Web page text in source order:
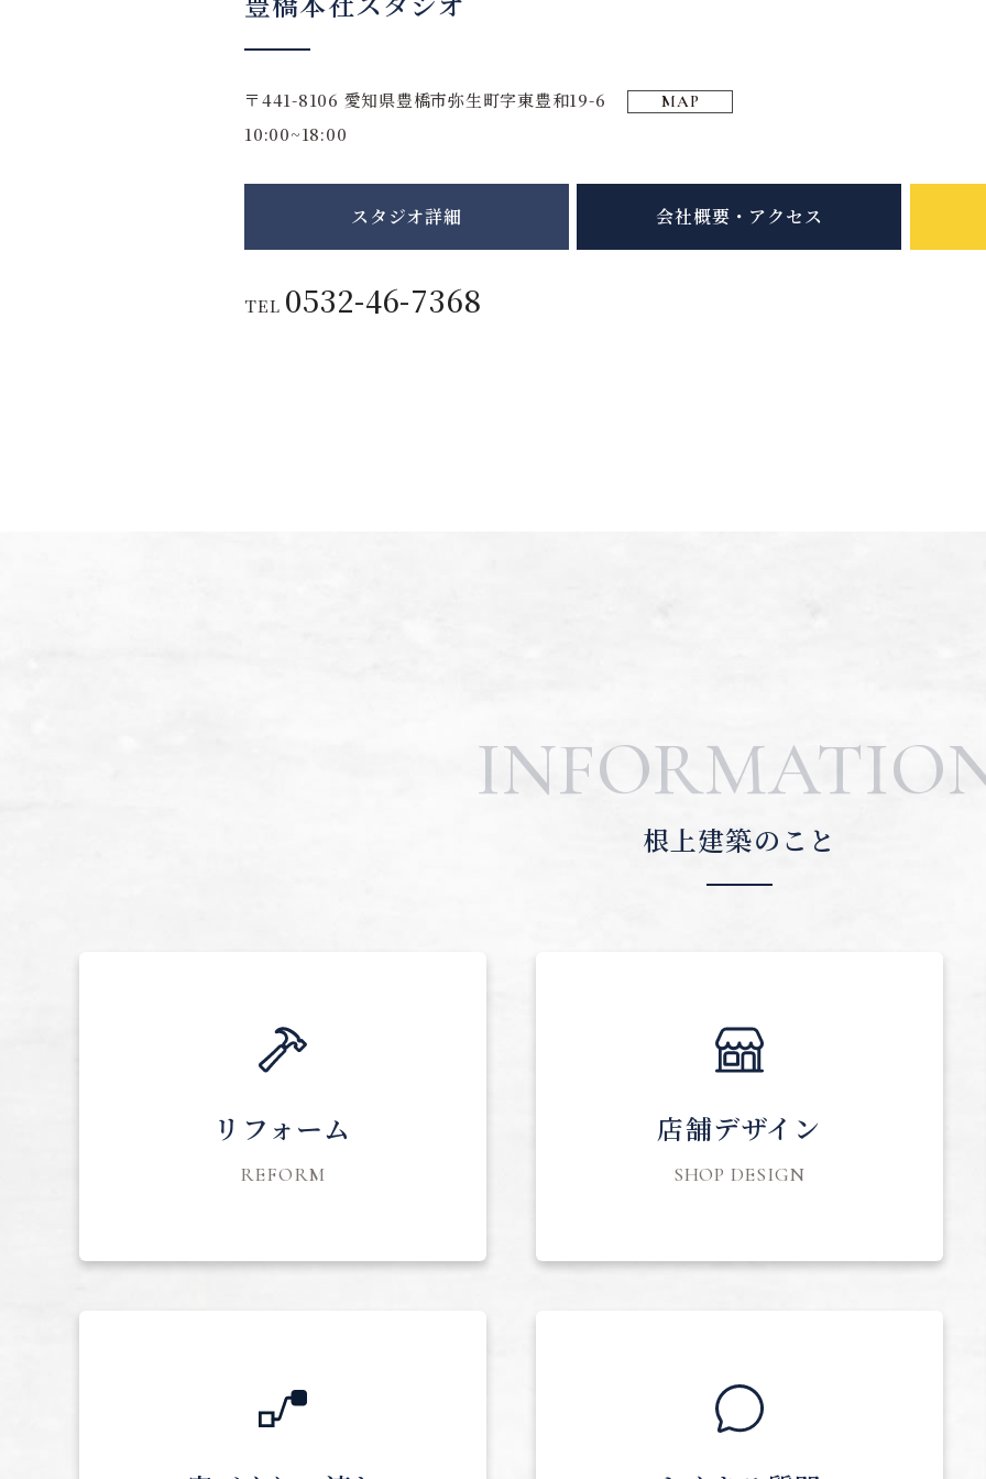
〒441-8106 愛知県豊橋市弥生町字東豊和19-6 MAP
10:00~18:00
スタジオ詳細 会社概要・アクセス
TEL 0532-46-7368
根上建築のこと
リフォーム
REFORM
店舗デザイン
SHOP DESIGN